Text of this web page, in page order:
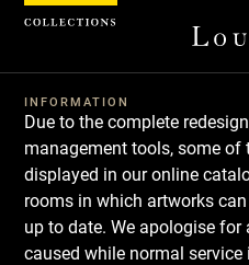
INFORMATION
Due to the complete
management tools, some of
displayed in our online
rooms in which artworks
up to date. We apologise for
caused while normal service
Cookies management panel